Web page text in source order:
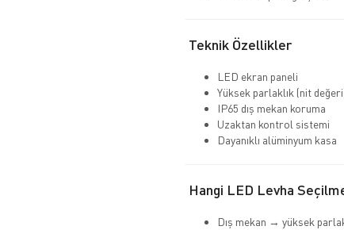
Teknik Özellikler
LED ekran paneli
Yüksek parlaklık (nit
IP65 dış mekan koruma
Uzaktan kontrol sistemi
Dayanıklı alüminyum kasa
Hangi LED Levha
Dış mekan → yüksek